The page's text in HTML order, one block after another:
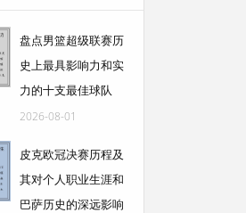
盘点男篮超级联赛历
史上最具影响力和实
力的十支最佳球队
2026-08-01
皮克欧冠决赛历程及
其对个人职业生涯和
巴萨历史的深远影响